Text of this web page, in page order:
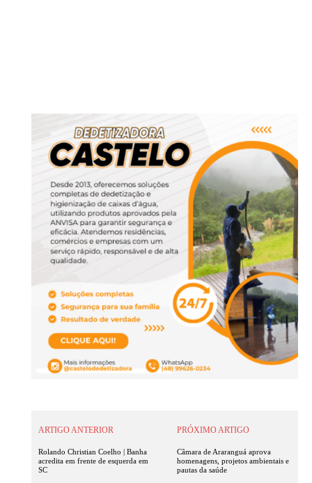
ARTIGO ANTERIOR
Rolando Christian Coelho | Banha
acredita em frente de esquerda em
SC
PRÓXIMO ARTIGO
Câmara de Araranguá aprova
homenagens, projetos ambientais e
pautas da saúde